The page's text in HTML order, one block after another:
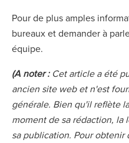
Pour de plus amples
bureaux et demander à
équipe.
(A noter :Cet article a été
ancien site web et n'est
générale. Bien qu'il reflète
moment de sa rédaction, la
sa publication. Pour obtenir